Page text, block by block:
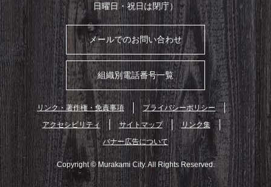
日曜日・祝日は閉庁）
メールでのお問い合わせ
組織別電話番号一覧
リンク・著作権・免責事項
プライバシーポリシー
アクセシビリティ
サイトマップ
リンク集
バナー広告について
Copyright © Murakami City. All Rights Reserved.